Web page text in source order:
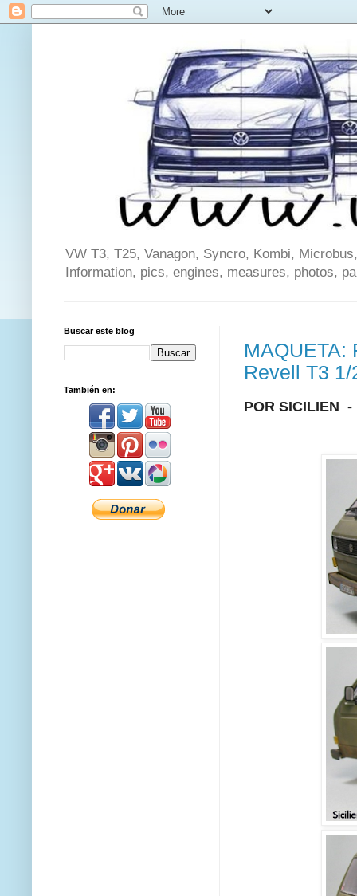
VW T3, T25, Vanagon, Syncro, Kombi,
Information, pics, engines, measures, photos,
MAQUETA:
Revell T3 1/
POR SICILIEN -
Buscar este blog
También en: